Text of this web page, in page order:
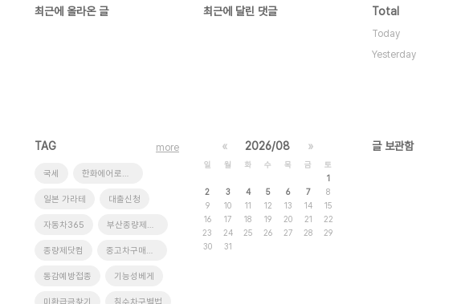
최근에 올라온 글 최근에 달린 댓글 Total
Today
Yesterday
TAG
국세 한화에어로스페이스
일본 가라테 대출신청
자동차365 부산종량제봉투
종량제닷컴 중고차구매요령
동감예방접종 기능성베게
more « 2026/08 »
일 월 화 수 목 금
토
1
2
3 4 5 6 7
8
9
10 11 12 13 14
15
16
17 18 19 20 21
22
23
24 25 26 27 28
29
30
31
글 보관함